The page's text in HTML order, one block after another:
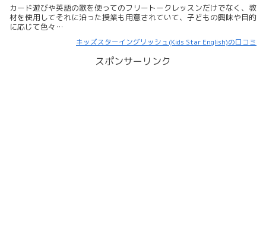
カード遊びや英語の歌を使ってのフリートークレッスンだけでなく、教
材を使用してそれに沿った授業も用意されていて、子どもの興味や目的
に応じて色々…
キッズスターイングリッシュ(Kids Star English)の口コミ
スポンサーリンク